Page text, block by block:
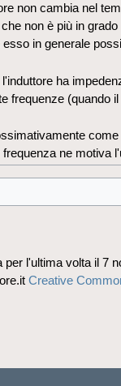
non cambia nel
non è più in
esso in generale
ha
frequenze (quando
ne motiva
l'ultima volta il 7
Creative